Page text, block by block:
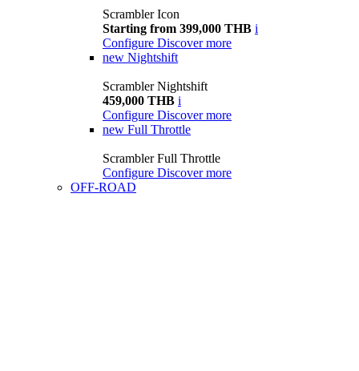
Scrambler Icon
Starting from 399,000 THB i
Configure Discover more
new Nightshift
Scrambler Nightshift
459,000 THB i
Configure Discover more
new Full Throttle
Scrambler Full Throttle
Configure Discover more
OFF-ROAD